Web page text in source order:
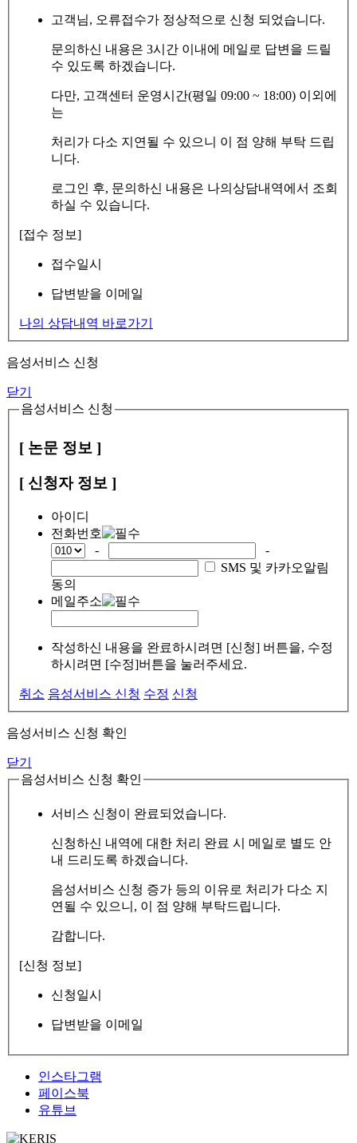
고객님, 오류접수가 정상적으로 신청 되었습니다.
문의하신 내용은 3시간 이내에 메일로 답변을 드릴
수 있도록 하겠습니다.
다만, 고객센터 운영시간(평일 09:00 ~ 18:00) 이외에
는
처리가 다소 지연될 수 있으니 이 점 양해 부탁 드립
니다.
로그인 후, 문의하신 내용은 나의상담내역에서 조회
하실 수 있습니다.
[접수 정보]
접수일시
답변받을 이메일
나의 상담내역 바로가기
음성서비스 신청
닫기
음성서비스 신청
[ 논문 정보 ]
[ 신청자 정보 ]
아이디
전화번호
-
-
SMS 및 카카오알림
동의
메일주소
작성하신 내용을 완료하시려면 [신청] 버튼을, 수정
하시려면 [수정]버튼을 눌러주세요.
취소 음성서비스 신청 수정 신청
음성서비스 신청 확인
닫기
음성서비스 신청 확인
서비스 신청이 완료되었습니다.
신청하신 내역에 대한 처리 완료 시 메일로 별도 안
내 드리도록 하겠습니다.
음성서비스 신청 증가 등의 이유로 처리가 다소 지
연될 수 있으니, 이 점 양해 부탁드립니다.
감합니다.
[신청 정보]
신청일시
답변받을 이메일
인스타그램
페이스북
유튜브